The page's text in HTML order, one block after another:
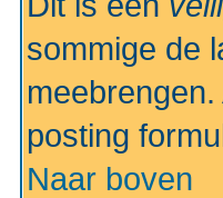
sommige de
posting
Naar boven